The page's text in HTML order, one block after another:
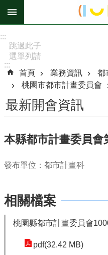
跳到主要內容區塊
階
搜
尋
訊
公
我
:::
跳過此子
選單列請
[Enter]，
繼續則按
[Tab]
:::
首頁
業務資訊
都
桃園市都市計畫委員會
最新開會資訊
本縣都市計畫委員會
發布單位：都市計畫科
相關檔案
桃園縣都市計畫委員會
pdf(32.42 MB)